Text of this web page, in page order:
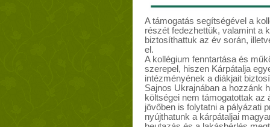
A támogatás segítségével a
részét fedezhettük, valamint a
biztosíthattuk az év során,
el.
A kollégium fenntartása és
szerepel, hiszen Kárpátalja
intézményének a diákjait
Sajnos Ukrajnában a hozzánk
költségei nem támogatottak
jövőben is folytatni a pályázati
nyújthatunk a kárpátaljai